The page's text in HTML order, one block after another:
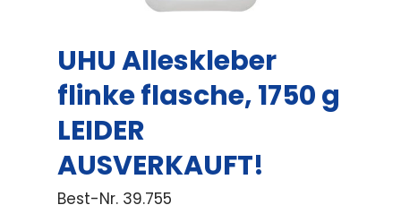
UHU Alleskleber
flinke flasche, 1750 g
LEIDER
AUSVERKAUFT!
Best-Nr. 39.755